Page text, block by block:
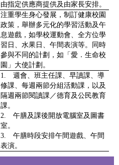
由指定供應商提供及由家長安排。
注重學生身心發展，制訂健康校園
政策，舉辦多元化的學習活動及午
息遊戲，如學校運動會、全方位學
習日、水果日、午間表演等。同時
參與不同的計劃，如「愛．生命校
園」大使計劃。
1. 週會、班主任課、早讀課、導
修課、每週兩節分組活動課，以及
隔週兩節閱讀課／德育及公民教育
課。
2. 午膳及課後開放電腦室及圖書
室。
3. 午膳時段安排午間遊戲、午間
表演。